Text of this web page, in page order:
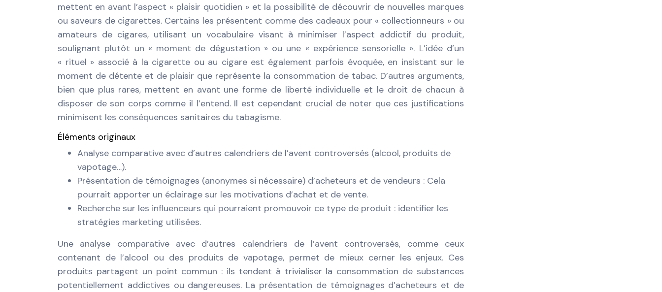
mettent en avant l’aspect « plaisir quotidien » et la possibilité de découvrir de nouvelles marques
ou saveurs de cigarettes. Certains les présentent comme des cadeaux pour « collectionneurs » ou
amateurs de cigares, utilisant un vocabulaire visant à minimiser l’aspect addictif du produit,
soulignant plutôt un « moment de dégustation » ou une « expérience sensorielle ». L’idée d’un
« rituel » associé à la cigarette ou au cigare est également parfois évoquée, en insistant sur le
moment de détente et de plaisir que représente la consommation de tabac. D’autres arguments,
bien que plus rares, mettent en avant une forme de liberté individuelle et le droit de chacun à
disposer de son corps comme il l’entend. Il est cependant crucial de noter que ces justifications
minimisent les conséquences sanitaires du tabagisme.
Éléments originaux
Analyse comparative avec d’autres calendriers de l’avent controversés (alcool, produits de
vapotage…).
Présentation de témoignages (anonymes si nécessaire) d’acheteurs et de vendeurs : Cela
pourrait apporter un éclairage sur les motivations d’achat et de vente.
Recherche sur les influenceurs qui pourraient promouvoir ce type de produit : identifier les
stratégies marketing utilisées.
Une analyse comparative avec d’autres calendriers de l’avent controversés, comme ceux
contenant de l’alcool ou des produits de vapotage, permet de mieux cerner les enjeux. Ces
produits partagent un point commun : ils tendent à trivialiser la consommation de substances
potentiellement addictives ou dangereuses. La présentation de témoignages d’acheteurs et de